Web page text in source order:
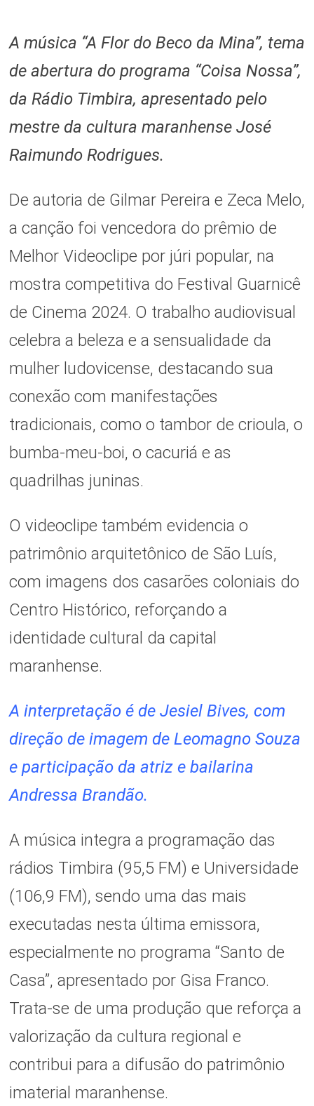
A música “A Flor do Beco da Mina”, tema
de abertura do programa “Coisa Nossa”,
da Rádio Timbira, apresentado pelo
mestre da cultura maranhense José
Raimundo Rodrigues.
De autoria de Gilmar Pereira e Zeca Melo,
a canção foi vencedora do prêmio de
Melhor Videoclipe por júri popular, na
mostra competitiva do Festival Guarnicê
de Cinema 2024. O trabalho audiovisual
celebra a beleza e a sensualidade da
mulher ludovicense, destacando sua
conexão com manifestações
tradicionais, como o tambor de crioula, o
bumba-meu-boi, o cacuriá e as
quadrilhas juninas.
O videoclipe também evidencia o
patrimônio arquitetônico de São Luís,
com imagens dos casarões coloniais do
Centro Histórico, reforçando a
identidade cultural da capital
maranhense.
A interpretação é de Jesiel Bives, com
direção de imagem de Leomagno Souza
e participação da atriz e bailarina
Andressa Brandão.
A música integra a programação das
rádios Timbira (95,5 FM) e Universidade
(106,9 FM), sendo uma das mais
executadas nesta última emissora,
especialmente no programa “Santo de
Casa”, apresentado por Gisa Franco.
Trata-se de uma produção que reforça a
valorização da cultura regional e
contribui para a difusão do patrimônio
imaterial maranhense.